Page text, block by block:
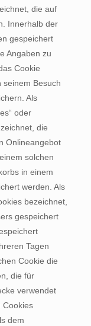
die auf
Innerhalb der
gespeichert
Angaben zu
Cookie
Besuch
Als
oder
die
Onlineangebot
solchen
in einem
werden. Als
bezeichnet,
gespeichert
Tagen
Cookie die
die für
verwendet
Cookies
dem